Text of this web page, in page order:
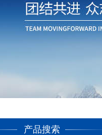
产品搜索